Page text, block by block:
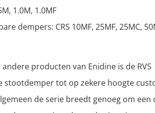
1.0M, 1.0MF
dempers: CRS 10MF, 25MF, 25MC,
producten van Enidine is de RVS
stootdemper tot op zekere hoogte
de serie breedt genoeg om een